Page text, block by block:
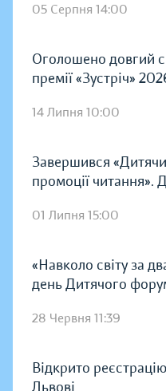
05 Серпня 14:00
Оголошено довгий
премії «Зустріч»
14 Липня 10:00
Завершився
промоції читання».
01 Липня 15:00
«Навколо світу за
день Дитячого
28 Червня 11:39
Відкрито
Львові